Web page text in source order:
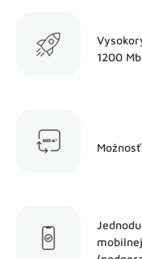
1200